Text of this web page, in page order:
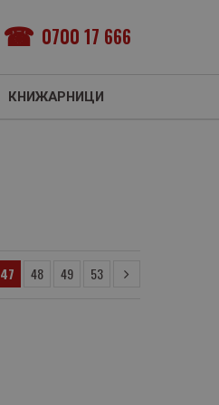
0700 17 666
КНИЖАРНИЦИ
47 48 49 53